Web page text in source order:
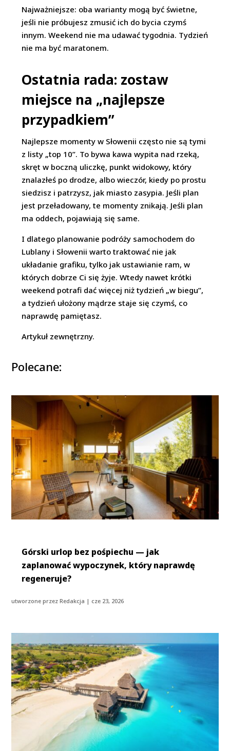
Najważniejsze: oba warianty mogą być świetne,
jeśli nie próbujesz zmusić ich do bycia czymś
innym. Weekend nie ma udawać tygodnia. Tydzień
nie ma być maratonem.
Ostatnia rada: zostaw
miejsce na „najlepsze
przypadkiem”
Najlepsze momenty w Słowenii często nie są tymi
z listy „top 10”. To bywa kawa wypita nad rzeką,
skręt w boczną uliczkę, punkt widokowy, który
znalazłeś po drodze, albo wieczór, kiedy po prostu
siedzisz i patrzysz, jak miasto zasypia. Jeśli plan
jest przeładowany, te momenty znikają. Jeśli plan
ma oddech, pojawiają się same.
I dlatego planowanie podróży samochodem do
Lublany i Słowenii warto traktować nie jak
układanie grafiku, tylko jak ustawianie ram, w
których dobrze Ci się żyje. Wtedy nawet krótki
weekend potrafi dać więcej niż tydzień „w biegu”,
a tydzień ułożony mądrze staje się czymś, co
naprawdę pamiętasz.
Artykuł zewnętrzny.
Polecane:
Górski urlop bez pośpiechu — jak
zaplanować wypoczynek, który naprawdę
regeneruje?
utworzone przezRedakcja | cze 23, 2026